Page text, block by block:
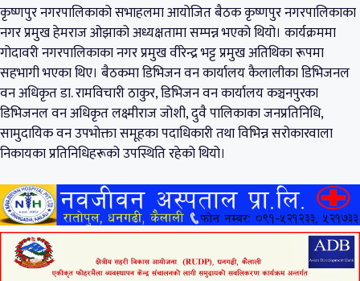
कृष्णपुर नगरपालिकाको सभाहलमा आयोजित बैठक कृष्णपुर नगरपालिकाका
नगर प्रमुख हेमराज ओझाको अध्यक्षतामा सम्पन्न भएको थियो। कार्यक्रममा
गोदावरी नगरपालिकाका नगर प्रमुख वीरेन्द्र भट्ट प्रमुख अतिथिका रूपमा
सहभागी भएका थिए। बैठकमा डिभिजन वन कार्यालय कैलालीका डिभिजनल
वन अधिकृत डा. रामविचारी ठाकुर, डिभिजन वन कार्यालय कञ्चनपुरका
डिभिजनल वन अधिकृत लक्ष्मीराज जोशी, दुवै पालिकाका जनप्रतिनिधि,
सामुदायिक वन उपभोक्ता समूहका पदाधिकारी तथा विभिन्न सरोकारवाला
निकायका प्रतिनिधिहरूको उपस्थिति रहेको थियो।